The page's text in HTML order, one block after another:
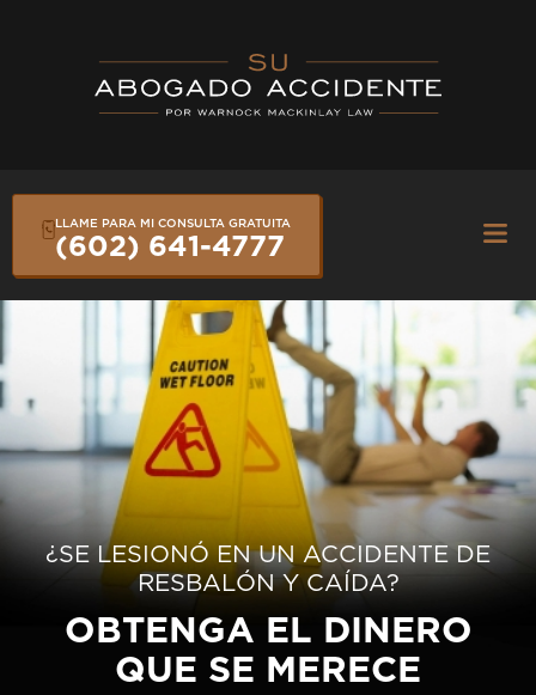
LLAME PARA MI CONSULTA GRATUITA
(602) 641-4777
¿SE LESIONÓ EN UN ACCIDENTE DE
RESBALÓN Y CAÍDA?
OBTENGA EL DINERO
QUE SE MERECE